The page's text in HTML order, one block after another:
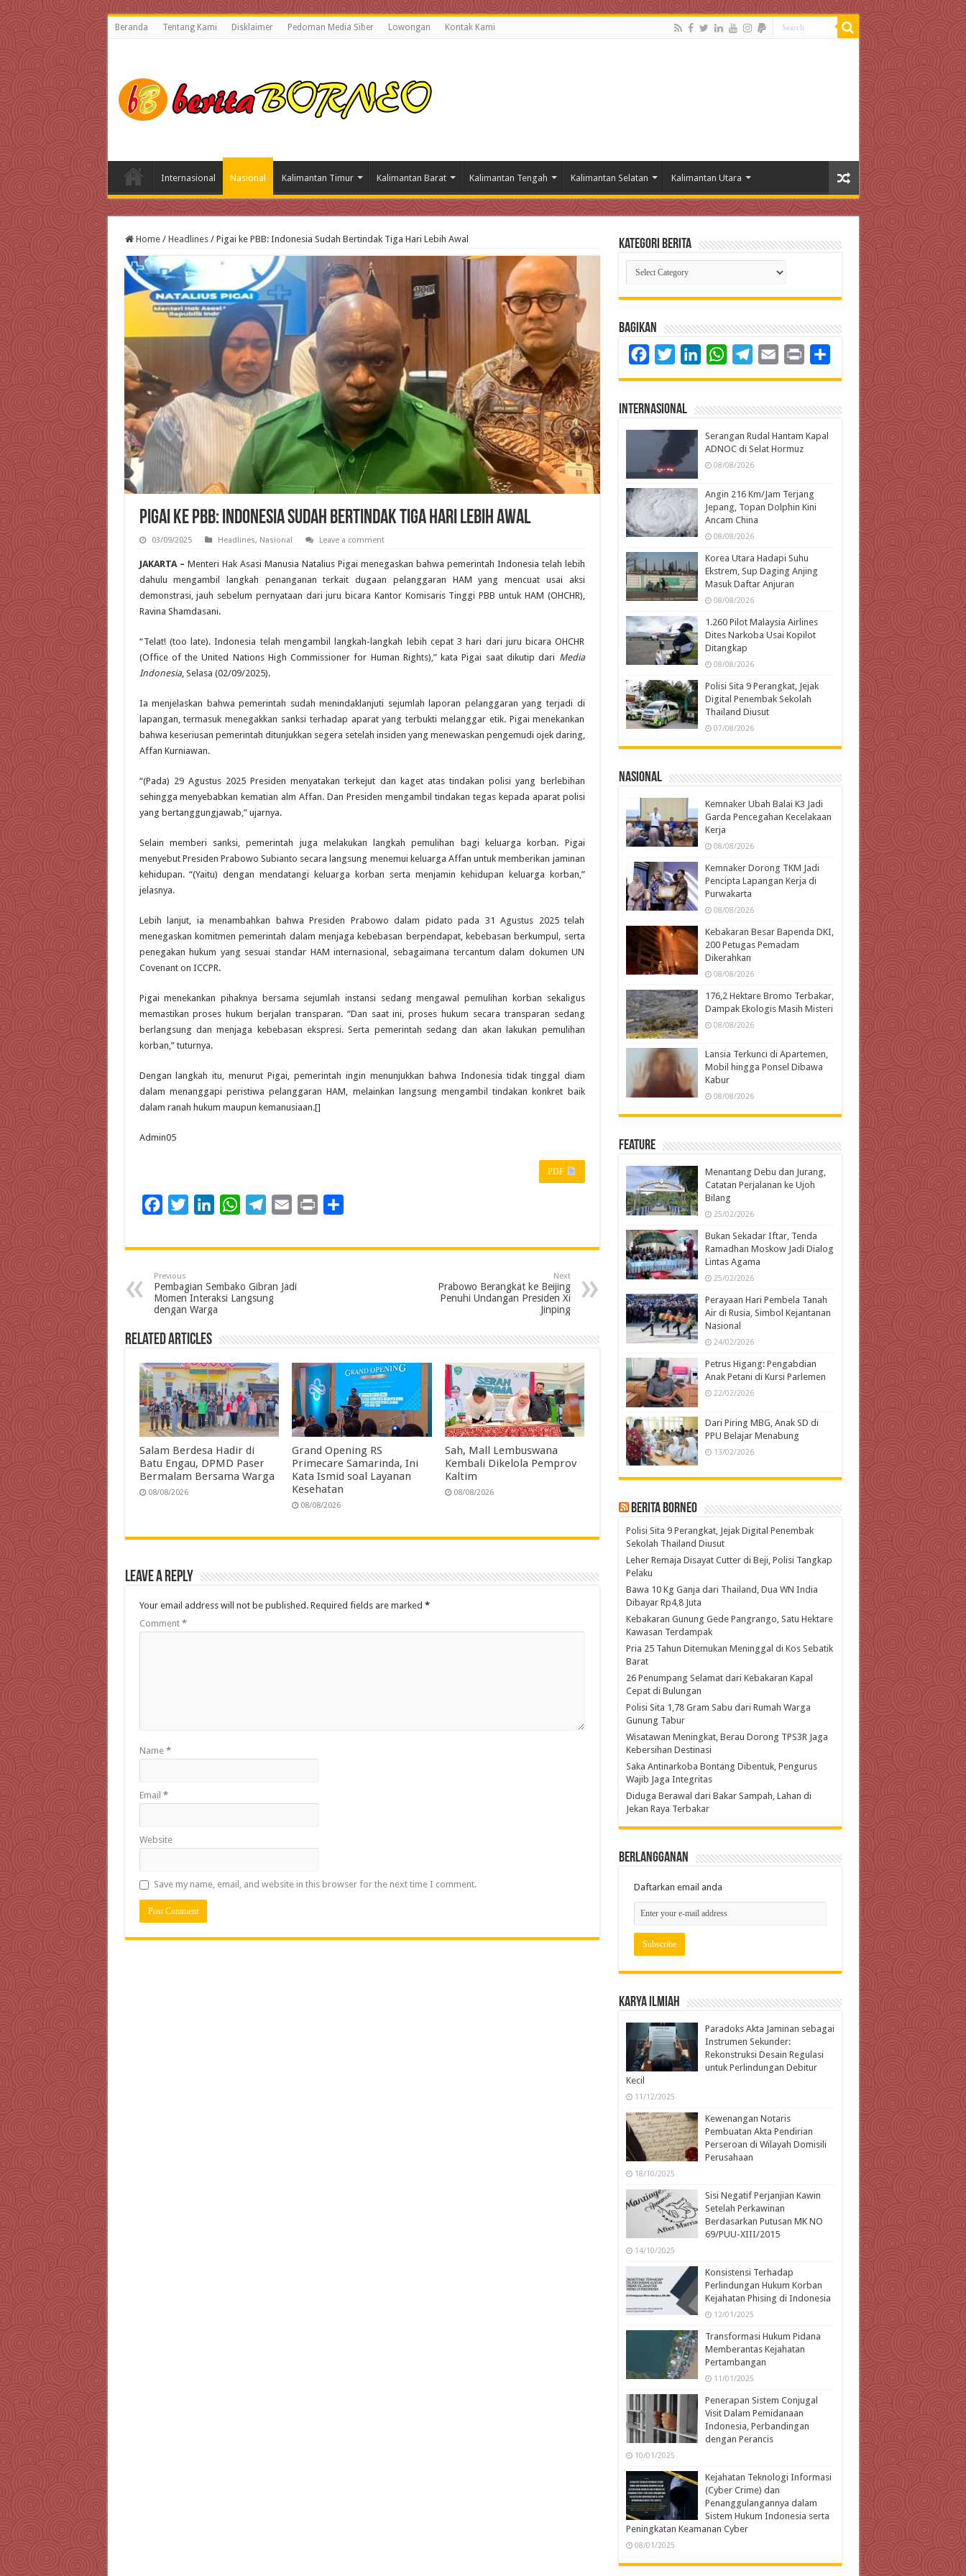
Beranda Tentang Kami Disklaimer Pedoman Media Siber Lowongan Kontak Kami
Internasional Nasional Kalimantan Timur Kalimantan Barat Kalimantan Tengah Kalimantan Selatan Kalimantan Utara
Home / Headlines / Pigai ke PBB: Indonesia Sudah Bertindak Tiga Hari Lebih Awal
Pigai ke PBB: Indonesia Sudah Bertindak Tiga Hari Lebih Awal
03/09/2025 Headlines, Nasional Leave a comment
JAKARTA – Menteri Hak Asasi Manusia Natalius Pigai menegaskan bahwa pemerintah Indonesia telah lebih
dahulu mengambil langkah penanganan terkait dugaan pelanggaran HAM yang mencuat usai aksi
demonstrasi, jauh sebelum pernyataan dari juru bicara Kantor Komisaris Tinggi PBB untuk HAM (OHCHR),
Ravina Shamdasani.
“Telat! (too late). Indonesia telah mengambil langkah-langkah lebih cepat 3 hari dari juru bicara OHCHR
(Office of the United Nations High Commissioner for Human Rights),” kata Pigai saat dikutip dari Media
Indonesia, Selasa (02/09/2025).
Ia menjelaskan bahwa pemerintah sudah menindaklanjuti sejumlah laporan pelanggaran yang terjadi di
lapangan, termasuk menegakkan sanksi terhadap aparat yang terbukti melanggar etik. Pigai menekankan
bahwa keseriusan pemerintah ditunjukkan segera setelah insiden yang menewaskan pengemudi ojek daring,
Affan Kurniawan.
“(Pada) 29 Agustus 2025 Presiden menyatakan terkejut dan kaget atas tindakan polisi yang berlebihan
sehingga menyebabkan kematian alm Affan. Dan Presiden mengambil tindakan tegas kepada aparat polisi
yang bertanggungjawab,” ujarnya.
Selain memberi sanksi, pemerintah juga melakukan langkah pemulihan bagi keluarga korban. Pigai
menyebut Presiden Prabowo Subianto secara langsung menemui keluarga Affan untuk memberikan jaminan
kehidupan. “(Yaitu) dengan mendatangi keluarga korban serta menjamin kehidupan keluarga korban,”
jelasnya.
Lebih lanjut, ia menambahkan bahwa Presiden Prabowo dalam pidato pada 31 Agustus 2025 telah
menegaskan komitmen pemerintah dalam menjaga kebebasan berpendapat, kebebasan berkumpul, serta
penegakan hukum yang sesuai standar HAM internasional, sebagaimana tercantum dalam dokumen UN
Covenant on ICCPR.
Pigai menekankan pihaknya bersama sejumlah instansi sedang mengawal pemulihan korban sekaligus
memastikan proses hukum berjalan transparan. “Dan saat ini, proses hukum secara transparan sedang
berlangsung dan menjaga kebebasan ekspresi. Serta pemerintah sedang dan akan lakukan pemulihan
korban,” tuturnya.
Dengan langkah itu, menurut Pigai, pemerintah ingin menunjukkan bahwa Indonesia tidak tinggal diam
dalam menanggapi peristiwa pelanggaran HAM, melainkan langsung mengambil tindakan konkret baik
dalam ranah hukum maupun kemanusiaan.[]
Admin05
PDF
c
b
o
k
i
t
e
n
e
d
n
W
a
s
A
p
l
g
r
m
a
l
i
a
Previous
Pembagian Sembako Gibran Jadi
Momen Interaksi Langsung
dengan Warga
Next
Prabowo Berangkat ke Beijing
Penuhi Undangan Presiden Xi
Jinping
Related Articles
Salam Berdesa Hadir di
Batu Engau, DPMD Paser
Bermalam Bersama Warga
08/08/2026
Grand Opening RS
Primecare Samarinda, Ini
Kata Ismid soal Layanan
Kesehatan
08/08/2026
Sah, Mall Lembuswana
Kembali Dikelola Pemprov
Kaltim
08/08/2026
Leave a Reply
Your email address will not be published. Required fields are marked *
Comment *
Name *
Email *
Website
Save my name, email, and website in this browser for the next time I comment.
Kategori Berita
Kategori
Berita
Bagikan
FacebookTwitterLinkedInWhatsAppTelegram
Email Print
Internasional
Serangan Rudal Hantam Kapal
ADNOC di Selat Hormuz
08/08/2026
Angin 216 Km/Jam Terjang
Jepang, Topan Dolphin Kini
Ancam China
08/08/2026
Korea Utara Hadapi Suhu
Ekstrem, Sup Daging Anjing
Masuk Daftar Anjuran
08/08/2026
1.260 Pilot Malaysia Airlines
Dites Narkoba Usai Kopilot
Ditangkap
08/08/2026
Polisi Sita 9 Perangkat, Jejak
Digital Penembak Sekolah
Thailand Diusut
07/08/2026
Nasional
Kemnaker Ubah Balai K3 Jadi
Garda Pencegahan Kecelakaan
Kerja
08/08/2026
Kemnaker Dorong TKM Jadi
Pencipta Lapangan Kerja di
Purwakarta
08/08/2026
Kebakaran Besar Bapenda DKI,
200 Petugas Pemadam
Dikerahkan
08/08/2026
176,2 Hektare Bromo Terbakar,
Dampak Ekologis Masih Misteri
08/08/2026
Lansia Terkunci di Apartemen,
Mobil hingga Ponsel Dibawa
Kabur
08/08/2026
Feature
Menantang Debu dan Jurang,
Catatan Perjalanan ke Ujoh
Bilang
25/02/2026
Bukan Sekadar Iftar, Tenda
Ramadhan Moskow Jadi Dialog
Lintas Agama
25/02/2026
Perayaan Hari Pembela Tanah
Air di Rusia, Simbol Kejantanan
Nasional
24/02/2026
Petrus Higang: Pengabdian
Anak Petani di Kursi Parlemen
22/02/2026
Dari Piring MBG, Anak SD di
PPU Belajar Menabung
13/02/2026
Berita Borneo
Polisi Sita 9 Perangkat, Jejak Digital Penembak
Sekolah Thailand Diusut
Leher Remaja Disayat Cutter di Beji, Polisi Tangkap
Pelaku
Bawa 10 Kg Ganja dari Thailand, Dua WN India
Dibayar Rp4,8 Juta
Kebakaran Gunung Gede Pangrango, Satu Hektare
Kawasan Terdampak
Pria 25 Tahun Ditemukan Meninggal di Kos Sebatik
Barat
26 Penumpang Selamat dari Kebakaran Kapal
Cepat di Bulungan
Polisi Sita 1,78 Gram Sabu dari Rumah Warga
Gunung Tabur
Wisatawan Meningkat, Berau Dorong TPS3R Jaga
Kebersihan Destinasi
Saka Antinarkoba Bontang Dibentuk, Pengurus
Wajib Jaga Integritas
Diduga Berawal dari Bakar Sampah, Lahan di
Jekan Raya Terbakar
Berlangganan
Daftarkan email anda
Karya Ilmiah
Paradoks Akta Jaminan sebagai
Instrumen Sekunder:
Rekonstruksi Desain Regulasi
untuk Perlindungan Debitur
Kecil
11/12/2025
Kewenangan Notaris
Pembuatan Akta Pendirian
Perseroan di Wilayah Domisili
Perusahaan
18/10/2025
Sisi Negatif Perjanjian Kawin
Setelah Perkawinan
Berdasarkan Putusan MK NO
69/PUU-XIII/2015
14/10/2025
Konsistensi Terhadap
Perlindungan Hukum Korban
Kejahatan Phising di Indonesia
12/01/2025
Transformasi Hukum Pidana
Memberantas Kejahatan
Pertambangan
11/01/2025
Penerapan Sistem Conjugal
Visit Dalam Pemidanaan
Indonesia, Perbandingan
dengan Perancis
10/01/2025
Kejahatan Teknologi Informasi
(Cyber Crime) dan
Penanggulangannya dalam
Sistem Hukum Indonesia serta
Peningkatan Keamanan Cyber
08/01/2025